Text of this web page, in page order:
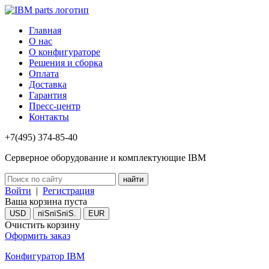
Главная
О нас
О конфигураторе
Решения и сборка
Оплата
Доставка
Гарантия
Пресс-центр
Контакты
+7(495) 374-85-40
Серверное оборудование и комплектующие IBM
Войти | Регистрация
Ваша корзина пуста
USD пїЅпїЅпїЅ. EUR
Очистить корзину
Оформить заказ
Конфигуратор IBM